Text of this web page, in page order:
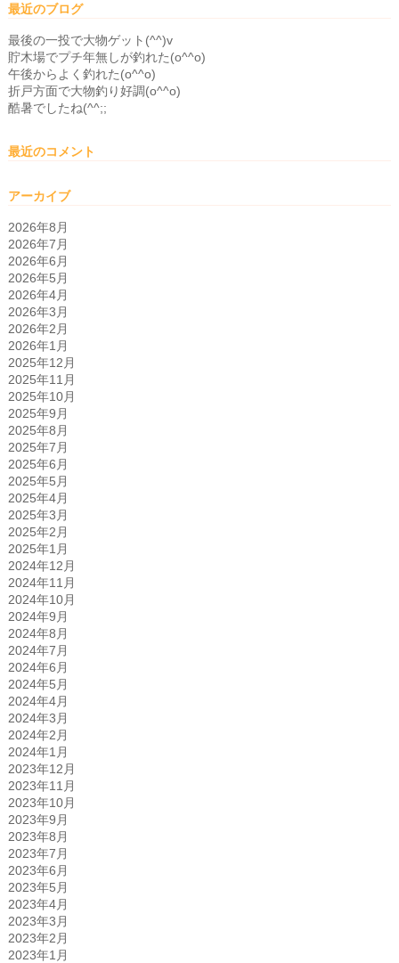
最近のブログ
最後の一投で大物ゲット(^^)v
貯木場でプチ年無しが釣れた(o^^o)
午後からよく釣れた(o^^o)
折戸方面で大物釣り好調(o^^o)
酷暑でしたね(^^;;
最近のコメント
アーカイブ
2026年8月
2026年7月
2026年6月
2026年5月
2026年4月
2026年3月
2026年2月
2026年1月
2025年12月
2025年11月
2025年10月
2025年9月
2025年8月
2025年7月
2025年6月
2025年5月
2025年4月
2025年3月
2025年2月
2025年1月
2024年12月
2024年11月
2024年10月
2024年9月
2024年8月
2024年7月
2024年6月
2024年5月
2024年4月
2024年3月
2024年2月
2024年1月
2023年12月
2023年11月
2023年10月
2023年9月
2023年8月
2023年7月
2023年6月
2023年5月
2023年4月
2023年3月
2023年2月
2023年1月